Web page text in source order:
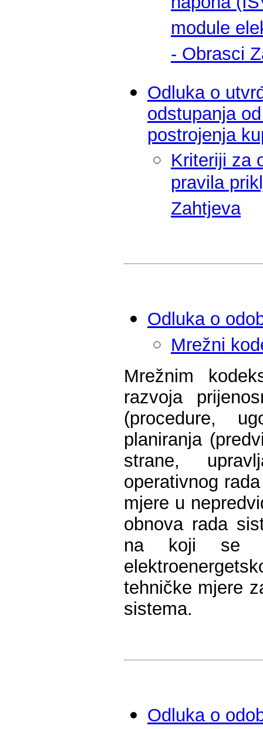
module
- Obrasci
Odluka o
odstupanja
postrojenja
Kriteriji za
pravila
Zahtjeva
Odluka o
Mrežni
Mrežnim
razvoja
(procedure,
planiranja
strane,
operativnog
mjere u
obnova rada
na koji se
tehničke mjere
sistema.
Odluka o